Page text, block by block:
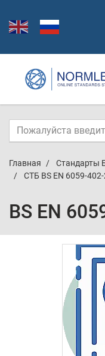
Главная Стандарты
СТБ BS EN 6059-
BS EN